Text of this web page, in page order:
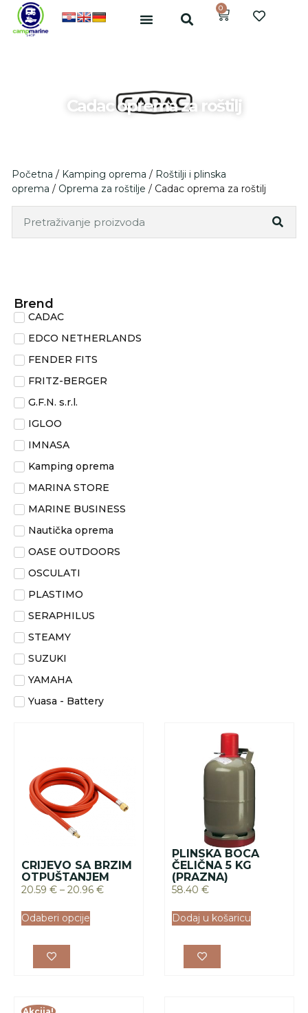
0
Cadac oprema za roštilj
Početna / Kamping oprema / Roštilji i plinska
oprema / Oprema za roštilje / Cadac oprema za roštilj
Brend
CADAC
EDCO NETHERLANDS
FENDER FITS
FRITZ-BERGER
G.F.N. s.r.l.
IGLOO
IMNASA
Kamping oprema
MARINA STORE
MARINE BUSINESS
Nautička oprema
OASE OUTDOORS
OSCULATI
PLASTIMO
SERAPHILUS
STEAMY
SUZUKI
YAMAHA
Yuasa - Battery
CRIJEVO SA BRZIM
OTPUŠTANJEM
20.59 € – 20.96 €
Odaberi opcije
PLINSKA BOCA
ČELIČNA 5 KG
(PRAZNA)
58.40 €
Dodaj u košaricu